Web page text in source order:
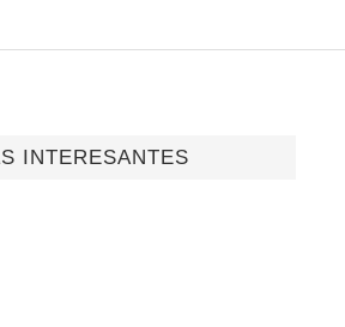
INTERESANTES